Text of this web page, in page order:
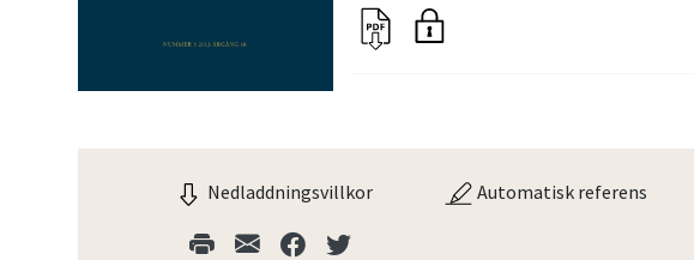
Nedladdningsvillkor Automatisk referens